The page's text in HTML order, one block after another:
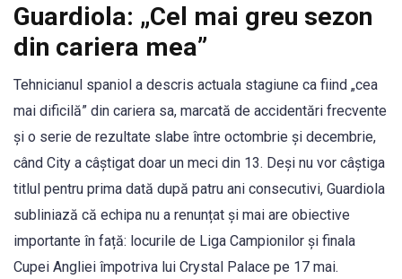
Guardiola: „Cel mai greu sezon
din cariera mea”
Tehnicianul spaniol a descris actuala stagiune ca fiind „cea
mai dificilă” din cariera sa, marcată de accidentări frecvente
și o serie de rezultate slabe între octombrie și decembrie,
când City a câștigat doar un meci din 13. Deși nu vor câștiga
titlul pentru prima dată după patru ani consecutivi, Guardiola
subliniază că echipa nu a renunțat și mai are obiective
importante în față: locurile de Liga Campionilor și finala
Cupei Angliei împotriva lui Crystal Palace pe 17 mai.